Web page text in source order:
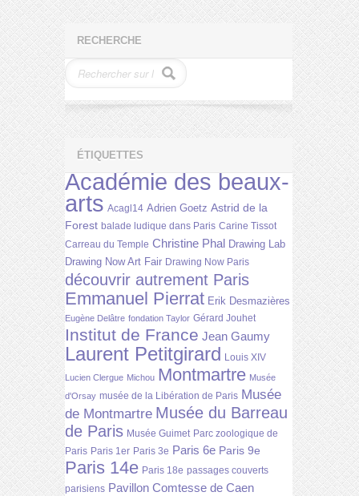
RECHERCHE
ÉTIQUETTES
Académie des beaux-
arts Acagl14 Adrien Goetz Astrid de la
Forest balade ludique dans Paris Carine Tissot
Carreau du Temple Christine Phal Drawing Lab
Drawing Now Art Fair Drawing Now Paris
découvrir autrement Paris
Emmanuel Pierrat Erik Desmazières
Eugène Delâtre fondation Taylor Gérard Jouhet
Institut de France Jean Gaumy
Laurent Petitgirard Louis XIV
Lucien Clergue Michou Montmartre Musée
d'Orsay musée de la Libération de Paris Musée
de Montmartre Musée du Barreau
de Paris Musée Guimet Parc zoologique de
Paris Paris 1er Paris 3e Paris 6e Paris 9e
Paris 14e Paris 18e passages couverts
parisiens Pavillon Comtesse de Caen